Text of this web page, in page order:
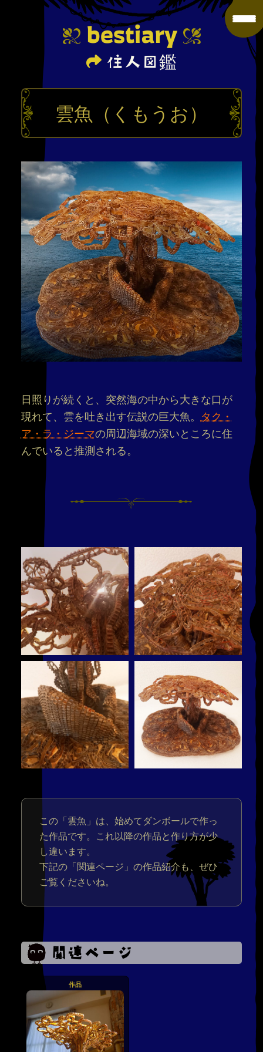
bestiary
住人図鑑
雲魚（くもうお）
日照りが続くと、突然海の中から大きな口が
現れて、雲を吐き出す伝説の巨大魚。 タク・
ア・ラ・ジーマの周辺海域の深いところに住
んでいると推測される。
この「雲魚」は、始めてダンボールで作っ
た作品です。これ以降の作品と作り方が少
し違います。
下記の「関連ページ」の作品紹介も、ぜひ
ご覧くださいね。